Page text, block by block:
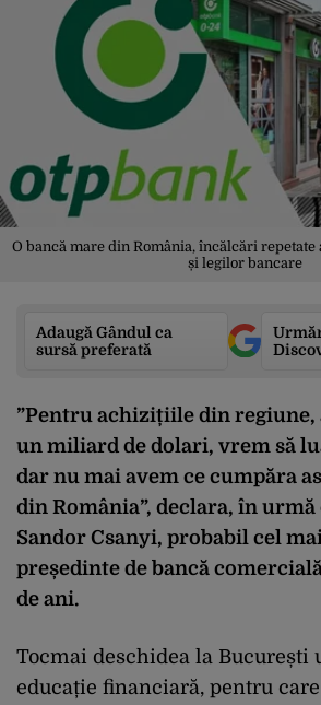
O bancă mare din România, încălcări
și legilor bancare
Adaugă Gândul ca
sursă preferată
”Pentru achizițiile din regiune,
un miliard de dolari, vrem să
dar nu mai avem ce cumpăra
din România”, declara, în
Sandor Csanyi, probabil cel
președinte de bancă
de ani.
Tocmai deschidea la București
educație financiară, pentru